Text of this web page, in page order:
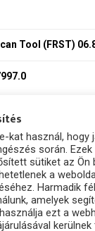
Tool (FRST)
kat használ, hogy
során.
sütiket az Ön
a
Harmadik
amelyek
ezt a